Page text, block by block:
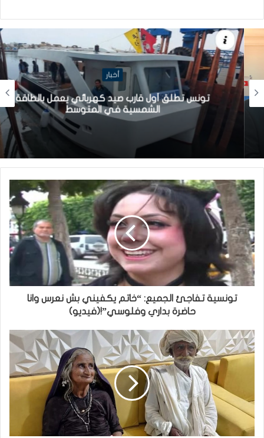
أخبار
تونس تطلق أول قارب صيد كهربائي يعمل بالطاقة
الشمسية في المتوسط
تونسية تفاجئ الجميع: “خاتم يكفيني بش نعرس وانا
حاضرة بداري وفلوسي”!(فيديو)